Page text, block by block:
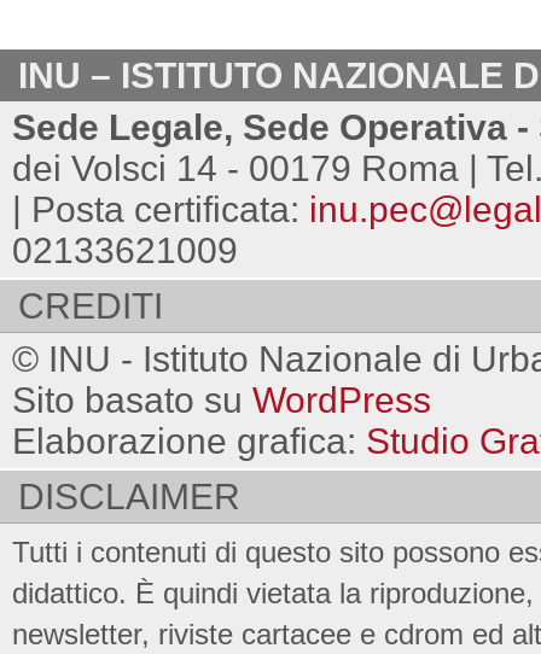
INU – ISTITUTO NAZIONALE
Sede Legale, Sede Operativa
dei Volsci 14 - 00179 Roma |
| Posta certificata:
02133621009
CREDITI
© INU - Istituto Nazionale di
Sito basato su WordPress
Elaborazione grafica: Studio
DISCLAIMER
Tutti i contenuti di questo sito possono
didattico. È quindi vietata la
newsletter, riviste cartacee e cdrom ed